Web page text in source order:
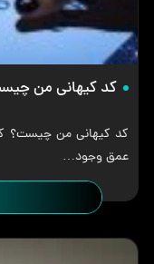
کد کیهانی من
کد کیهانی من چیست؟
عمق وجود…